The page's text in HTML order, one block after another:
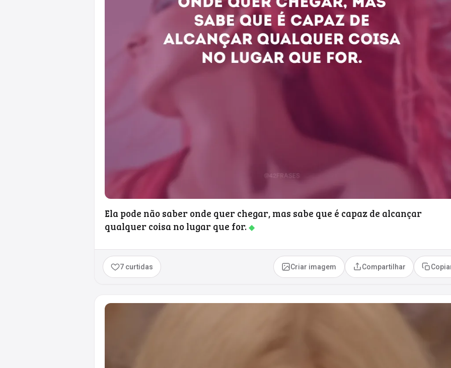
Ela pode não saber onde quer chegar, mas sabe que é capaz de alcançar
qualquer coisa no lugar que for.◆
7 curtidas Criar imagem Compartilhar